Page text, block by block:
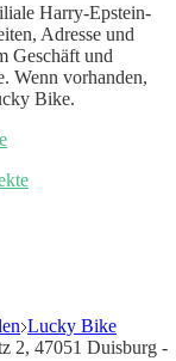
Harry-Epstein-
Adresse und
Geschäft und
Wenn vorhanden,
Bike.
Lucky Bike
2, 47051 Duisburg -